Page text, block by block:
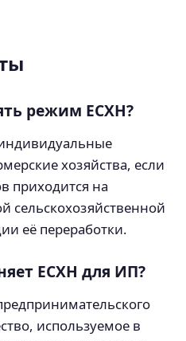
режим ЕСХН?
хозяйства, если
приходится на
сельскохозяйственной
её переработки.
ЕСХН для ИП?
используемое в